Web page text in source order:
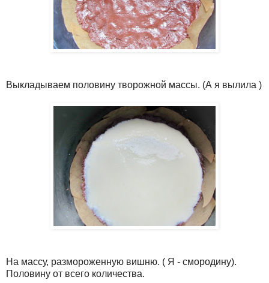
Выкладываем половину творожной массы. (А я вылила )
На массу, размороженную вишню. ( Я - смородину).
Половину от всего количества.